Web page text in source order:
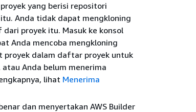
yang berisi repositori
Anda tidak dapat mengkloning
proyek itu. Masuk ke konsol
Anda mencoba mengkloning
proyek dalam daftar proyek untuk
Anda belum menerima
lihat Menerima
dan menyertakan AWS Builder